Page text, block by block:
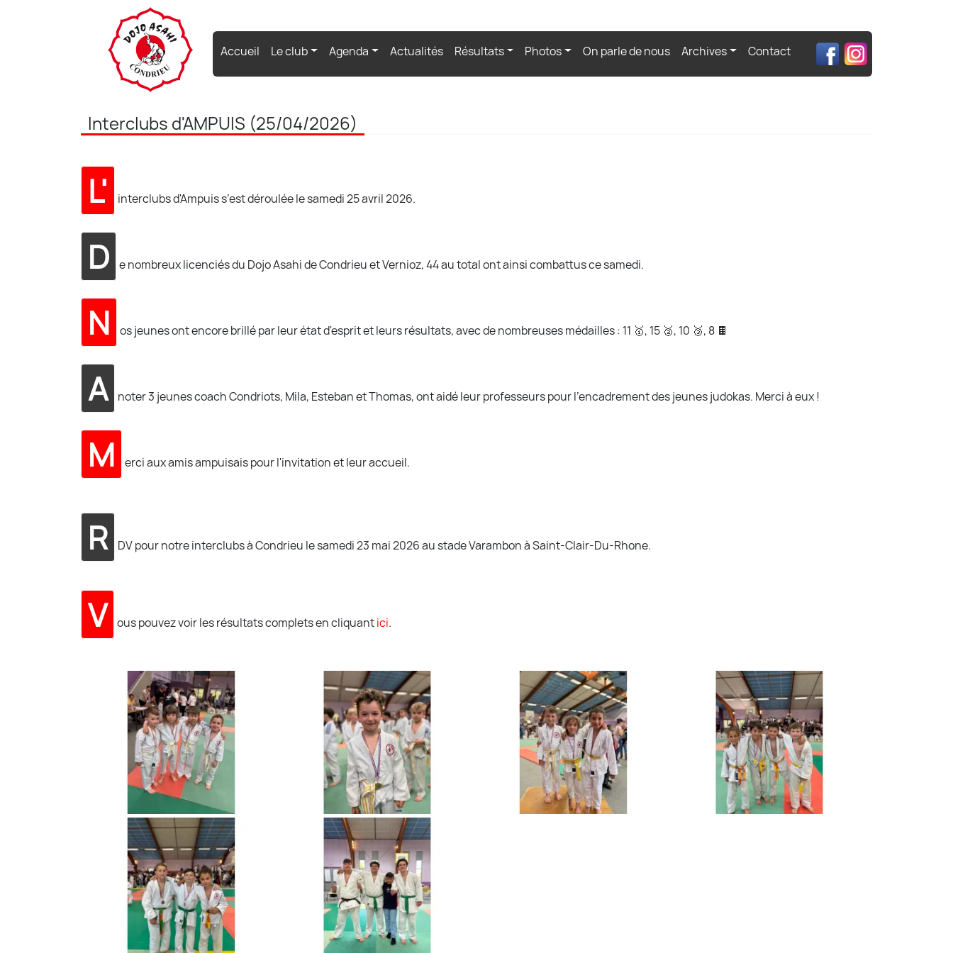
Accueil (current)
Le club Agenda Actualités Résultats Photos On parle de nous Archives Contact
Interclubs d'AMPUIS (25/04/2026)
L' interclubs d'Ampuis s’est déroulée le samedi 25 avril 2026.
D e nombreux licenciés du Dojo Asahi de Condrieu et Vernioz, 44 au total ont ainsi combattus ce samedi.
N os jeunes ont encore brillé par leur état d'esprit et leurs résultats, avec de nombreuses médailles : 11 🥇, 15 🥈, 10 🥉, 8 🍫
A noter 3 jeunes coach Condriots, Mila, Esteban et Thomas, ont aidé leur professeurs pour l'encadrement des jeunes judokas. Merci à eux !
M erci aux amis ampuisais pour l'invitation et leur accueil.
R DV pour notre interclubs à Condrieu le samedi 23 mai 2026 au stade Varambon à Saint-Clair-Du-Rhone.
V ous pouvez voir les résultats complets en cliquantici.